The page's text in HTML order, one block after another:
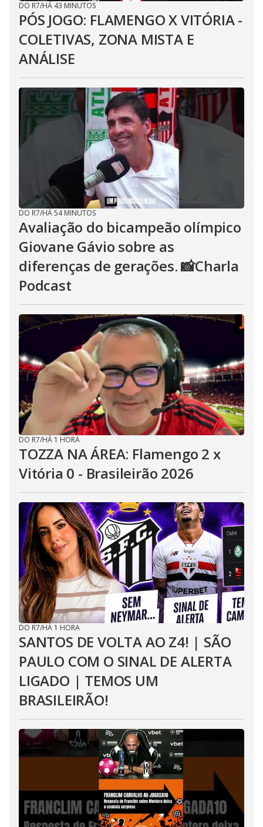
DO R7/HÁ 43 MINUTOS
PÓS JOGO: FLAMENGO X VITÓRIA -
COLETIVAS, ZONA MISTA E
ANÁLISE
DO R7/HÁ 54 MINUTOS
Avaliação do bicampeão olímpico
Giovane Gávio sobre as
diferenças de gerações. 📸Charla
Podcast
DO R7/HÁ 1 HORA
TOZZA NA ÁREA: Flamengo 2 x
Vitória 0 - Brasileirão 2026
DO R7/HÁ 1 HORA
SANTOS DE VOLTA AO Z4! | SÃO
PAULO COM O SINAL DE ALERTA
LIGADO | TEMOS UM
BRASILEIRÃO!